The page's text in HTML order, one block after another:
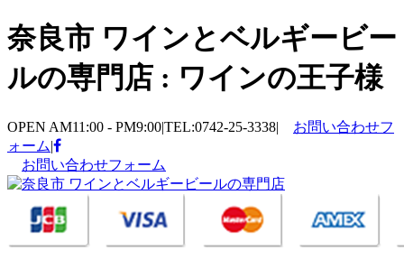
奈良市 ワインとベルギービー
ルの専門店 : ワインの王子様
OPEN AM11:00 - PM9:00|TEL:0742-25-3338|
お問い合わせフ
ォーム|
お問い合わせフォーム